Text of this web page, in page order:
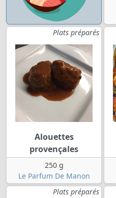
Plats préparés
Alouettes
provençales
250 g
Le Parfum De Manon
Plats préparés